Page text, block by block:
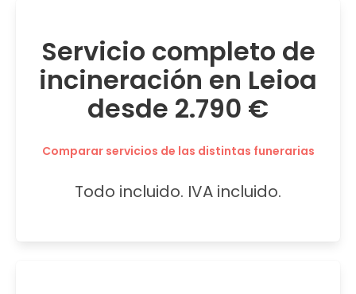
Servicio completo de
incineración en Leioa
desde 2.790 €
Comparar servicios de las distintas funerarias
Todo incluido. IVA incluido.